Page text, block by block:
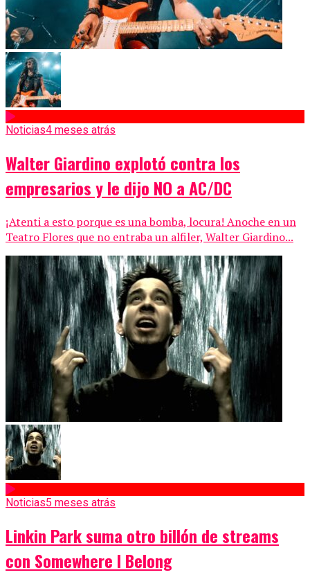
Noticias4 meses atrás
Walter Giardino explotó contra los
empresarios y le dijo NO a AC/DC
¡Atenti a esto porque es una bomba, locura! Anoche en un
Teatro Flores que no entraba un alfiler, Walter Giardino...
Noticias5 meses atrás
Linkin Park suma otro billón de streams
con Somewhere I Belong